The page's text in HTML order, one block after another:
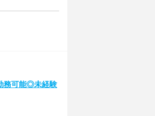
務可能◎未経験